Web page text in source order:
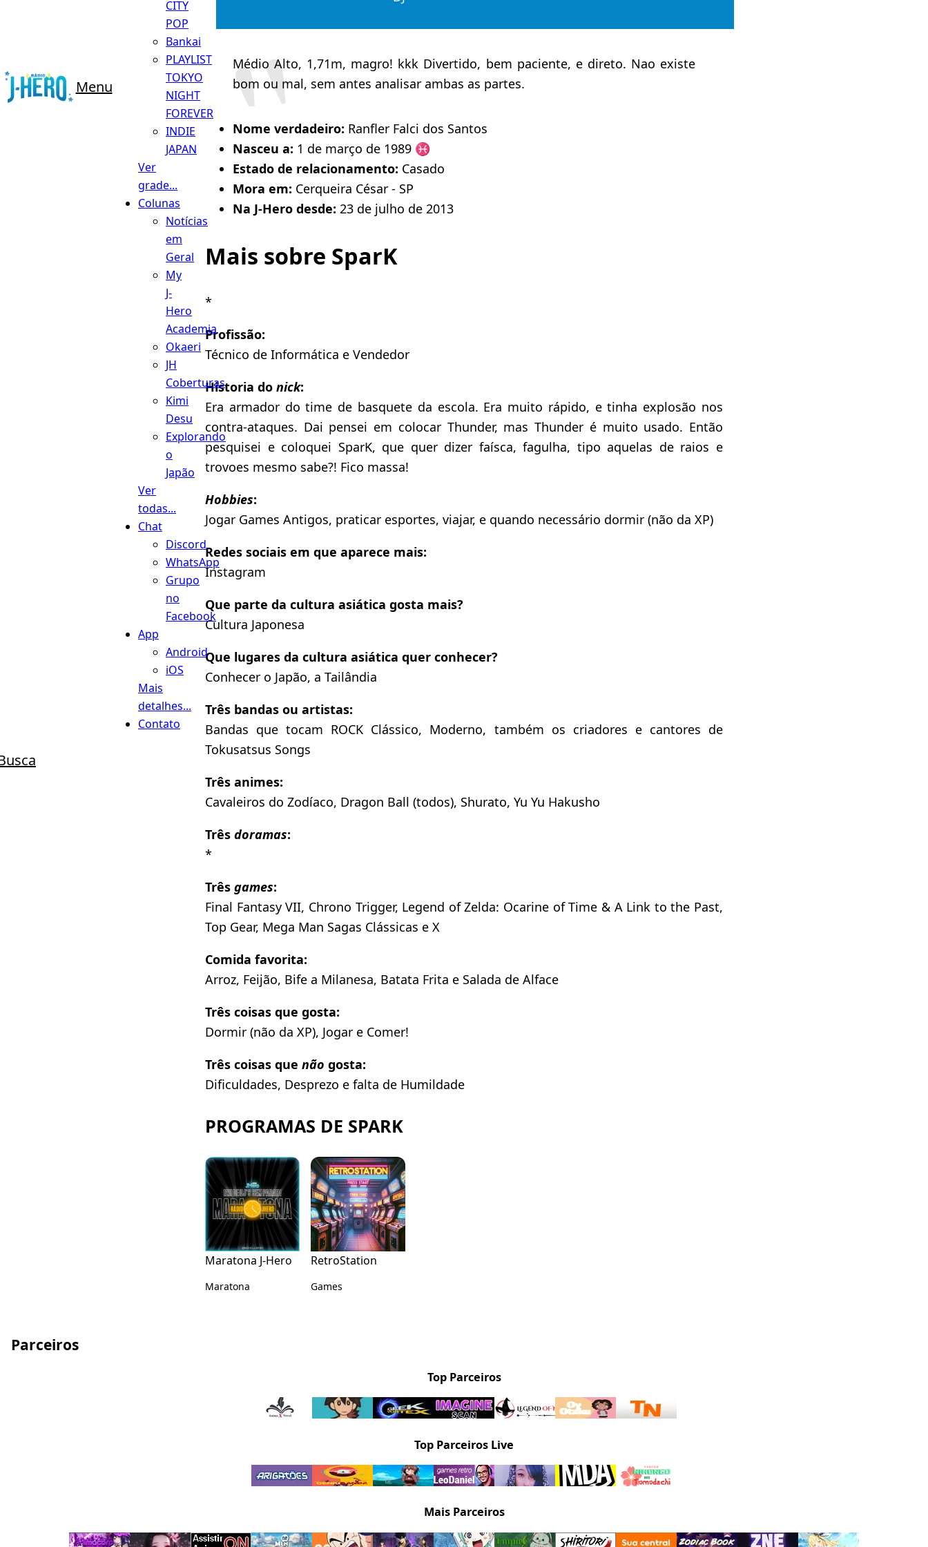
Menu
CITY
POP
Bankai
PLAYLIST
TOKYO
NIGHT
FOREVER
INDIE
JAPAN
Ver
grade...
Colunas
Notícias
em
Geral
My
J-
Hero
Academia
Okaeri
JH
Coberturas
Kimi
Desu
Explorando
o
Japão
Ver
todas...
Chat
Discord
WhatsApp
Grupo
no
Facebook
App
Android
iOS
Mais
detalhes...
Contato
Médio Alto, 1,71m, magro! kkk Divertido, bem paciente, e direto. Nao existe
bom ou mal, sem antes analisar ambas as partes.
Nome verdadeiro: Ranfler Falci dos Santos
Nasceu a: 1 de março de 1989 ♓️
Estado de relacionamento: Casado
Mora em: Cerqueira César - SP
Na J-Hero desde: 23 de julho de 2013
Mais sobre SparK
*
Profissão:
Técnico de Informática e Vendedor
Historia do nick:
Era armador do time de basquete da escola. Era muito rápido, e tinha explosão nos
contra-ataques. Dai pensei em colocar Thunder, mas Thunder é muito usado. Então
pesquisei e coloquei SparK, que quer dizer faísca, fagulha, tipo aquelas de raios e
trovoes mesmo sabe?! Fico massa!
Hobbies:
Jogar Games Antigos, praticar esportes, viajar, e quando necessário dormir (não da XP)
Redes sociais em que aparece mais:
Instagram
Que parte da cultura asiática gosta mais?
Cultura Japonesa
Que lugares da cultura asiática quer conhecer?
Conhecer o Japão, a Tailândia
Três bandas ou artistas:
Bandas que tocam ROCK Clássico, Moderno, também os criadores e cantores de
Tokusatsus Songs
Três animes:
Cavaleiros do Zodíaco, Dragon Ball (todos), Shurato, Yu Yu Hakusho
Três doramas:
*
Três games:
Final Fantasy VII, Chrono Trigger, Legend of Zelda: Ocarine of Time & A Link to the Past,
Top Gear, Mega Man Sagas Clássicas e X
Comida favorita:
Arroz, Feijão, Bife a Milanesa, Batata Frita e Salada de Alface
Três coisas que gosta:
Dormir (não da XP), Jogar e Comer!
Três coisas que não gosta:
Dificuldades, Desprezo e falta de Humildade
PROGRAMAS DE SPARK
Maratona J-Hero
Maratona
RetroStation
Games
Parceiros
Top Parceiros
Top Parceiros Live
Mais Parceiros